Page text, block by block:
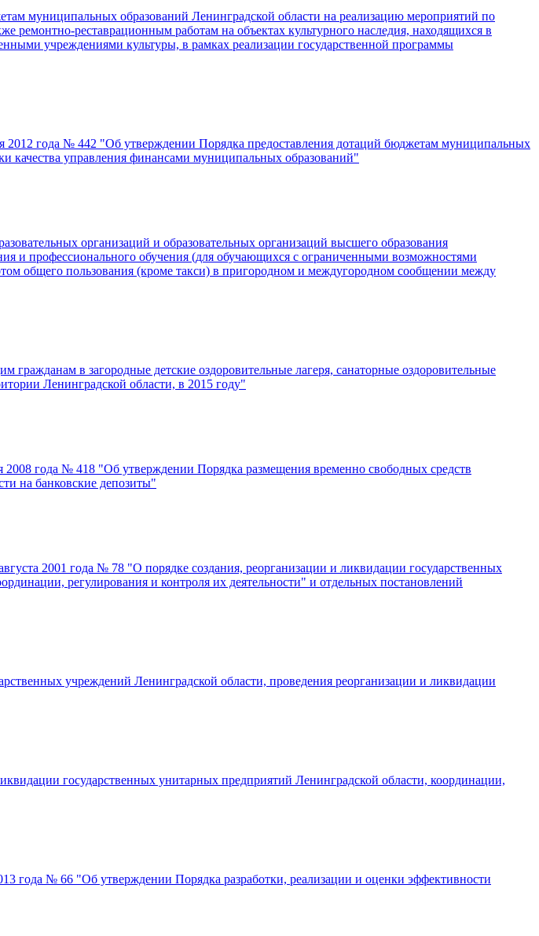
муниципальных образований Ленинградской области на реализацию мероприятий по
ремонтно-реставрационным работам на объектах культурного наследия, находящихся в
учреждениями культуры, в рамках реализации государственной программы
2012 года № 442 "Об утверждении Порядка предоставления дотаций бюджетам муниципальных
качества управления финансами муниципальных образований"
организаций и образовательных организаций высшего образования
и профессионального обучения (для обучающихся с ограниченными возможностями
общего пользования (кроме такси) в пригородном и междугородном сообщении между
в загородные детские оздоровительные лагеря, санаторные оздоровительные
Ленинградской области, в 2015 году"
2008 года № 418 "Об утверждении Порядка размещения временно свободных средств
на банковские депозиты"
2001 года № 78 "О порядке создания, реорганизации и ликвидации государственных
регулирования и контроля их деятельности" и отдельных постановлений
учреждений Ленинградской области, проведения реорганизации и ликвидации
государственных унитарных предприятий Ленинградской области, координации,
года № 66 "Об утверждении Порядка разработки, реализации и оценки эффективности